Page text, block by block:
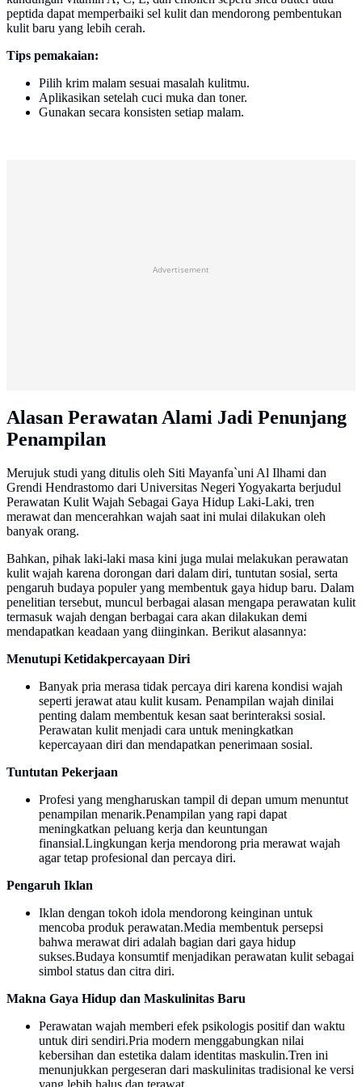
peptida dapat memperbaiki sel kulit dan mendorong pembentukan
kulit baru yang lebih cerah.
Tips pemakaian:
Pilih krim malam sesuai masalah kulitmu.
Aplikasikan setelah cuci muka dan toner.
Gunakan secara konsisten setiap malam.
Advertisement
Alasan Perawatan Alami Jadi Penunjang
Penampilan
Merujuk studi yang ditulis oleh Siti Mayanfa`uni Al Ilhami dan
Grendi Hendrastomo dari Universitas Negeri Yogyakarta berjudul
Perawatan Kulit Wajah Sebagai Gaya Hidup Laki-Laki, tren
merawat dan mencerahkan wajah saat ini mulai dilakukan oleh
banyak orang.
Bahkan, pihak laki-laki masa kini juga mulai melakukan perawatan
kulit wajah karena dorongan dari dalam diri, tuntutan sosial, serta
pengaruh budaya populer yang membentuk gaya hidup baru. Dalam
penelitian tersebut, muncul berbagai alasan mengapa perawatan kulit
termasuk wajah dengan berbagai cara akan dilakukan demi
mendapatkan keadaan yang diinginkan. Berikut alasannya:
Menutupi Ketidakpercayaan Diri
Banyak pria merasa tidak percaya diri karena kondisi wajah
seperti jerawat atau kulit kusam. Penampilan wajah dinilai
penting dalam membentuk kesan saat berinteraksi sosial.
Perawatan kulit menjadi cara untuk meningkatkan
kepercayaan diri dan mendapatkan penerimaan sosial.
Tuntutan Pekerjaan
Profesi yang mengharuskan tampil di depan umum menuntut
penampilan menarik.Penampilan yang rapi dapat
meningkatkan peluang kerja dan keuntungan
finansial.Lingkungan kerja mendorong pria merawat wajah
agar tetap profesional dan percaya diri.
Pengaruh Iklan
Iklan dengan tokoh idola mendorong keinginan untuk
mencoba produk perawatan.Media membentuk persepsi
bahwa merawat diri adalah bagian dari gaya hidup
sukses.Budaya konsumtif menjadikan perawatan kulit sebagai
simbol status dan citra diri.
Makna Gaya Hidup dan Maskulinitas Baru
Perawatan wajah memberi efek psikologis positif dan waktu
untuk diri sendiri.Pria modern menggabungkan nilai
kebersihan dan estetika dalam identitas maskulin.Tren ini
menunjukkan pergeseran dari maskulinitas tradisional ke versi